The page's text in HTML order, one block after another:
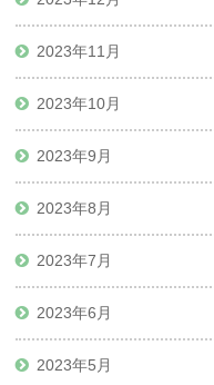
2023年11月
2023年10月
2023年9月
2023年8月
2023年7月
2023年6月
2023年5月